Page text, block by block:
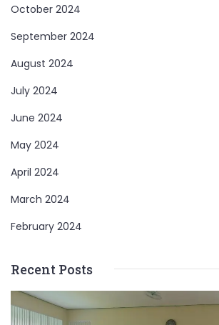
October 2024
September 2024
August 2024
July 2024
June 2024
May 2024
April 2024
March 2024
February 2024
Recent Posts